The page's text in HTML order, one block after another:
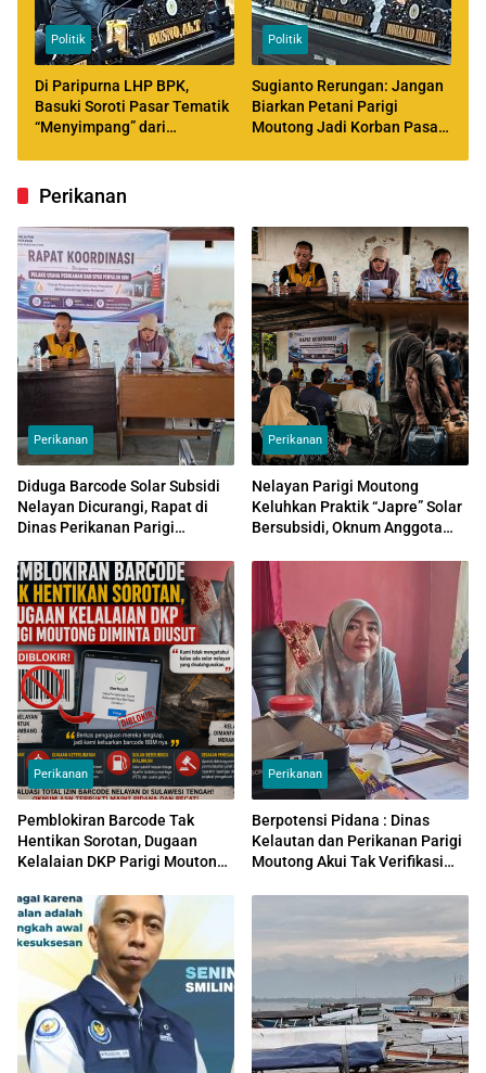
Politik
Di Paripurna LHP BPK,
Basuki Soroti Pasar Tematik
“Menyimpang” dari
Politik
Sugianto Rerungan: Jangan
Biarkan Petani Parigi
Moutong Jadi Korban Pasar
Perikanan
Perikanan
Diduga Barcode Solar Subsidi
Nelayan Dicurangi, Rapat di
Dinas Perikanan Parigi
Praktik “Aspal”
Perikanan
Nelayan Parigi Moutong
Keluhkan Praktik “Japre” Solar
Bersubsidi, Oknum Anggota
Solar Subsidi
Perikanan
Pemblokiran Barcode Tak
Hentikan Sorotan, Dugaan
Kelalaian DKP Parigi Moutong
Perikanan
Berpotensi Pidana : Dinas
Kelautan dan Perikanan Parigi
Moutong Akui Tak Verifikasi